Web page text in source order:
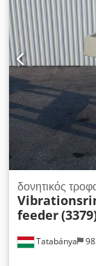
Tatabánya
δονητικός
feeder